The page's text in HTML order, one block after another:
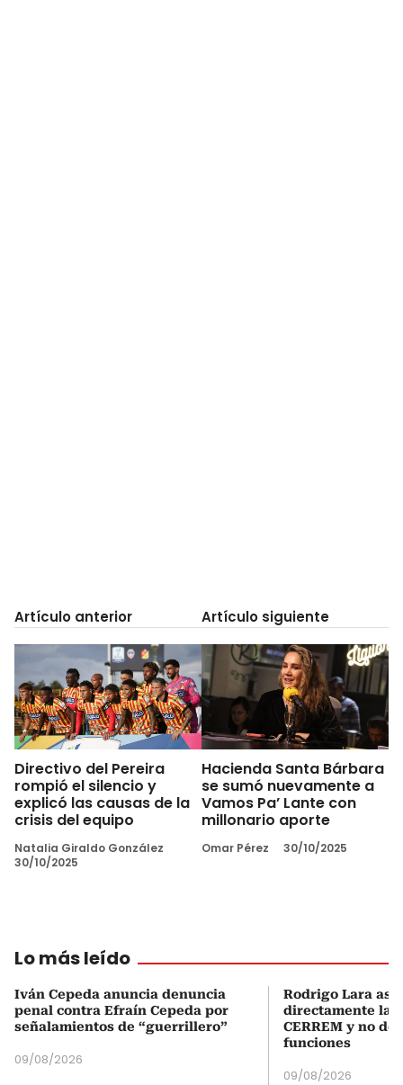
Artículo anterior
Directivo del Pereira
rompió el silencio y
explicó las causas de la
crisis del equipo
Natalia Giraldo González
30/10/2025
Artículo siguiente
Hacienda Santa Bárbara
se sumó nuevamente a
Vamos Pa’ Lante con
millonario aporte
Omar Pérez 30/10/2025
Lo más leído
Iván Cepeda anuncia denuncia
penal contra Efraín Cepeda por
señalamientos de “guerrillero”
09/08/2026
Rodrigo Lara
directamente la
CERREM y no
funciones
09/08/2026